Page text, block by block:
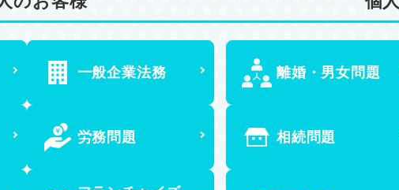
一般企業法務
労務問題
離婚・男女問題
相続問題